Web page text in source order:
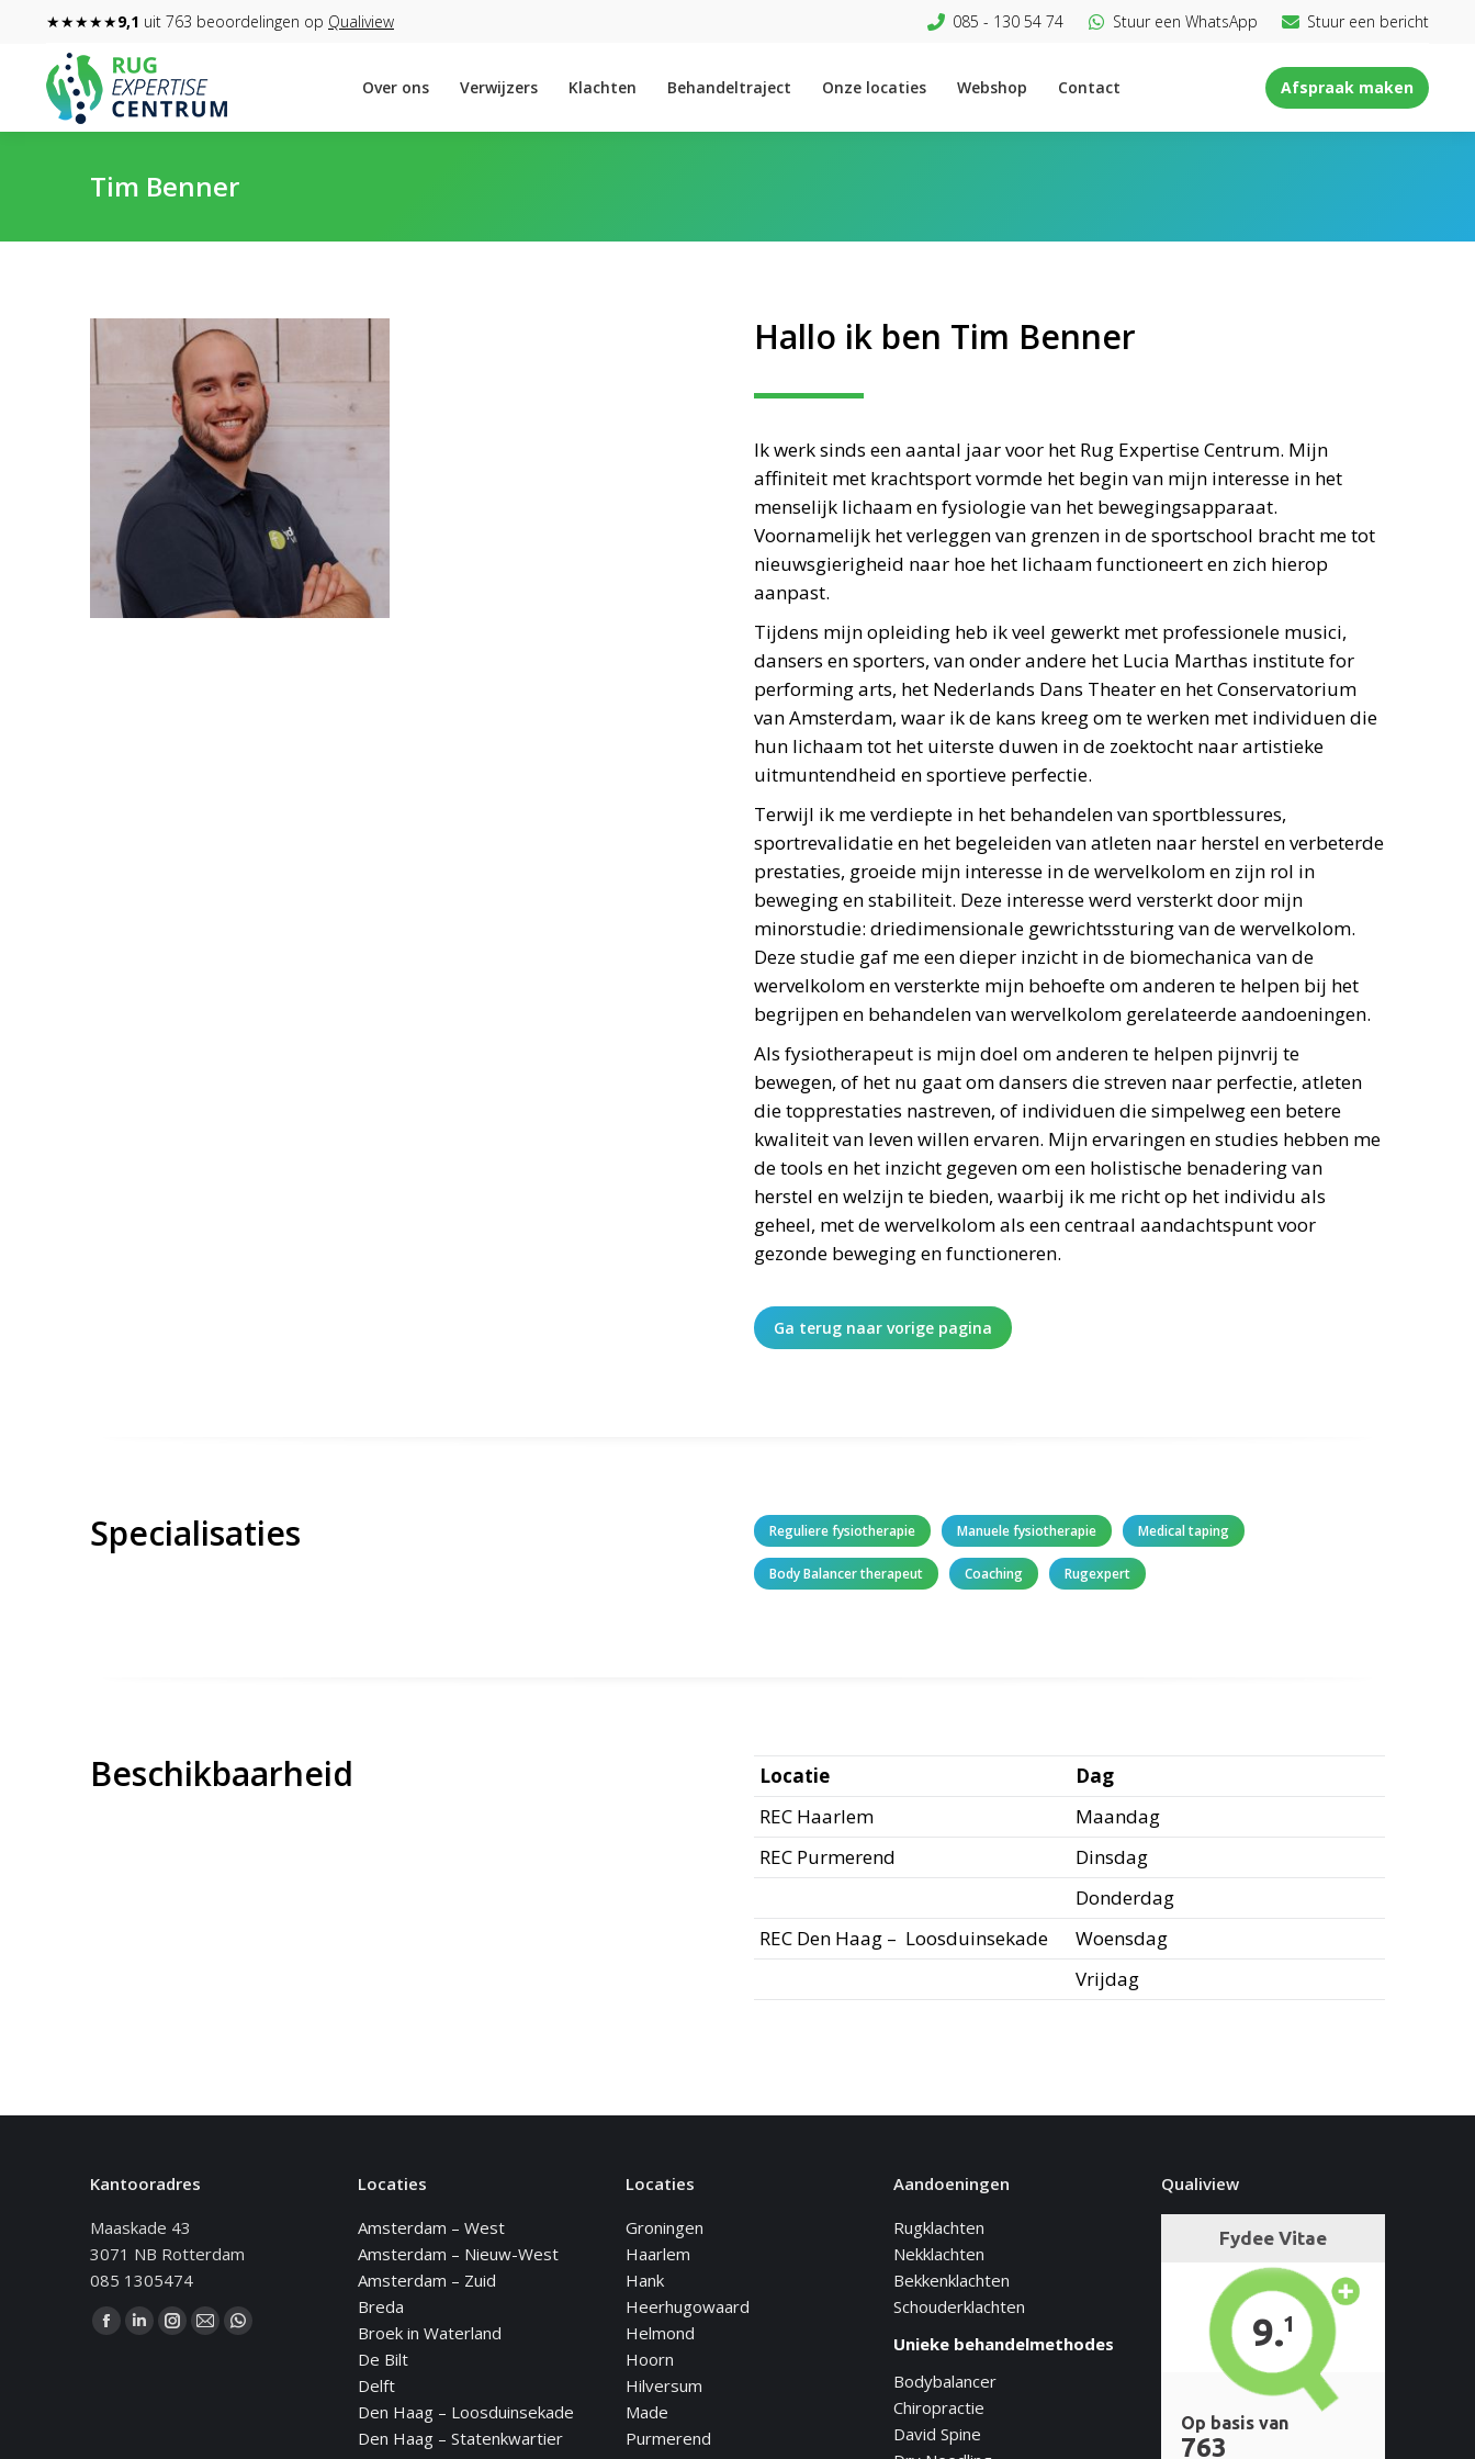
★★★★★9,1 uit 763 beoordelingen op Qualiview 085 - 130 54 74 Stuur een WhatsApp Stuur een bericht
Over ons Verwijzers Klachten Behandeltraject Onze locaties Webshop Contact Afspraak maken
Tim Benner
Hallo ik ben Tim Benner
Ik werk sinds een aantal jaar voor het Rug Expertise Centrum. Mijn
affiniteit met krachtsport vormde het begin van mijn interesse in het
menselijk lichaam en fysiologie van het bewegingsapparaat.
Voornamelijk het verleggen van grenzen in de sportschool bracht me tot
nieuwsgierigheid naar hoe het lichaam functioneert en zich hierop
aanpast.
Tijdens mijn opleiding heb ik veel gewerkt met professionele musici,
dansers en sporters, van onder andere het Lucia Marthas institute for
performing arts, het Nederlands Dans Theater en het Conservatorium
van Amsterdam, waar ik de kans kreeg om te werken met individuen die
hun lichaam tot het uiterste duwen in de zoektocht naar artistieke
uitmuntendheid en sportieve perfectie.
Terwijl ik me verdiepte in het behandelen van sportblessures,
sportrevalidatie en het begeleiden van atleten naar herstel en verbeterde
prestaties, groeide mijn interesse in de wervelkolom en zijn rol in
beweging en stabiliteit. Deze interesse werd versterkt door mijn
minorstudie: driedimensionale gewrichtssturing van de wervelkolom.
Deze studie gaf me een dieper inzicht in de biomechanica van de
wervelkolom en versterkte mijn behoefte om anderen te helpen bij het
begrijpen en behandelen van wervelkolom gerelateerde aandoeningen.
Als fysiotherapeut is mijn doel om anderen te helpen pijnvrij te
bewegen, of het nu gaat om dansers die streven naar perfectie, atleten
die topprestaties nastreven, of individuen die simpelweg een betere
kwaliteit van leven willen ervaren. Mijn ervaringen en studies hebben me
de tools en het inzicht gegeven om een holistische benadering van
herstel en welzijn te bieden, waarbij ik me richt op het individu als
geheel, met de wervelkolom als een centraal aandachtspunt voor
gezonde beweging en functioneren.
Ga terug naar vorige pagina
Specialisaties Reguliere fysiotherapie Manuele fysiotherapie Medical taping
Body Balancer therapeut Coaching Rugexpert
Beschikbaarheid Locatie
Dag
REC Haarlem
Maandag
REC Purmerend
Dinsdag
Donderdag
REC Den Haag – Loosduinsekade
Woensdag
Vrijdag
Kantooradres
Maaskade 43
3071 NB Rotterdam
085 1305474
Vind ons op:
Facebook
LinkedinInstagram
MailWhatsApp
Locaties
Amsterdam – West
Amsterdam – Nieuw-West
Amsterdam – Zuid
Breda
Broek in Waterland
De Bilt
Delft
Den Haag – Loosduinsekade
Den Haag – Statenkwartier
Locaties
Groningen
Haarlem
Hank
Heerhugowaard
Helmond
Hoorn
Hilversum
Made
Purmerend
Aandoeningen
Rugklachten
Nekklachten
Bekkenklachten
Schouderklachten
Unieke behandelmethodes
Bodybalancer
Chiropractie
David Spine
Qualiview